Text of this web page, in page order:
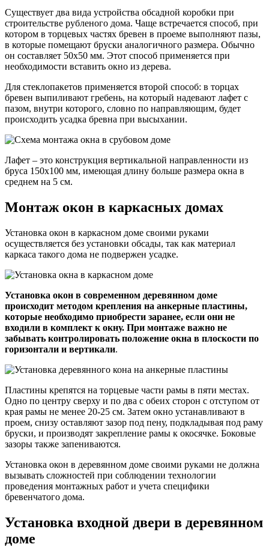
Существует два вида устройства обсадной коробки при
строительстве рубленого дома. Чаще встречается способ, при
котором в торцевых частях бревен в проеме выполняют пазы,
в которые помещают бруски аналогичного размера. Обычно
он составляет 50х50 мм. Этот способ применяется при
необходимости вставить окно из дерева.
Для стеклопакетов применяется второй способ: в торцах
бревен выпиливают гребень, на который надевают лафет с
пазом, внутри которого, словно по направляющим, будет
происходить усадка бревна при высыхании.
Лафет – это конструкция вертикальной направленности из
бруса 150х100 мм, имеющая длину больше размера окна в
среднем на 5 см.
Монтаж окон в каркасных домах
Установка окон в каркасном доме своими руками
осуществляется без установки обсады, так как материал
каркаса такого дома не подвержен усадке.
Установка окон в современном деревянном доме
происходит методом крепления на анкерные пластины,
которые необходимо приобрести заранее, если они не
входили в комплект к окну. При монтаже важно не
забывать контролировать положение окна в плоскости по
горизонтали и вертикали.
Пластины крепятся на торцевые части рамы в пяти местах.
Одно по центру сверху и по два с обеих сторон с отступом от
края рамы не менее 20-25 см. Затем окно устанавливают в
проем, снизу оставляют зазор под пену, подкладывая под раму
бруски, и производят закрепление рамы к окосячке. Боковые
зазоры также запениваются.
Установка окон в деревянном доме своими руками не должна
вызывать сложностей при соблюдении технологии
проведения монтажных работ и учета специфики
бревенчатого дома.
Установка входной двери в деревянном
доме